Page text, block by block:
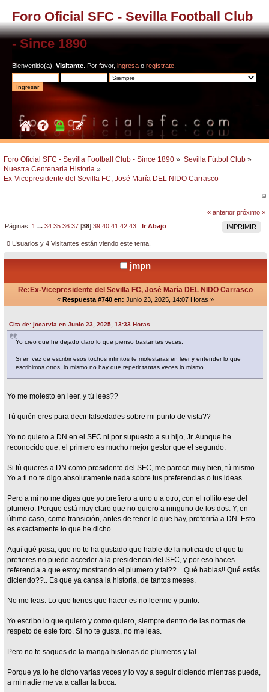
Foro Oficial SFC - Sevilla Football Club
- Since 1890
Bienvenido(a), Visitante . Por favor, ingresa o regístrate
Foro Oficial SFC - Sevilla Football Club - Since 1890 » Sevilla Fútbol Club »
Nuestra Centenaria Historia »
Ex-Vicepresidente del Sevilla FC, José María DEL NIDO Carrasco
« anterior próximo »
IMPRIMIR
Páginas: 1 ...34 35 36 37 [38]39 40 41 42 43 Ir Abajo
0 Usuarios y 4 Visitantes están viendo este tema.
jmpn
Re:Ex-Vicepresidente del Sevilla FC, José María DEL NIDO Carrasco
« Respuesta #740 en: Junio 23, 2025, 14:07 Horas »
Cita de: jocarvia en Junio 23, 2025, 13:33 Horas
Yo creo que he dejado claro lo que pienso bastantes veces.
Si en vez de escribir esos tochos infinitos te molestaras en leer y entender lo que
escribimos otros, lo mismo no hay que repetir tantas veces lo mismo.
Yo me molesto en leer, y tú lees??
Tú quién eres para decir falsedades sobre mi punto de vista??
Yo no quiero a DN en el SFC ni por supuesto a su hijo, Jr. Aunque he
reconocido que, el primero es mucho mejor gestor que el segundo.
Si tú quieres a DN como presidente del SFC, me parece muy bien, tú mismo.
Yo a ti no te digo absolutamente nada sobre tus preferencias o tus ideas.
Pero a mí no me digas que yo prefiero a uno u a otro, con el rollito ese del
plumero. Porque está muy claro que no quiero a ninguno de los dos. Y, en
último caso, como transición, antes de tener lo que hay, preferiría a DN. Esto
es exactamente lo que he dicho.
Aquí qué pasa, que no te ha gustado que hable de la noticia de el que tu
prefieres no puede acceder a la presidencia del SFC, y por eso haces
referencia a que estoy mostrando el plumero y tal??... Qué hablas!! Qué estás
diciendo??.. Es que ya cansa la historia, de tantos meses.
No me leas. Lo que tienes que hacer es no leerme y punto.
Yo escribo lo que quiero y como quiero, siempre dentro de las normas de
respeto de este foro. Si no te gusta, no me leas.
Pero no te saques de la manga historias de plumeros y tal...
Porque ya lo he dicho varias veces y lo voy a seguir diciendo mientras pueda,
a mí nadie me va a callar la boca: